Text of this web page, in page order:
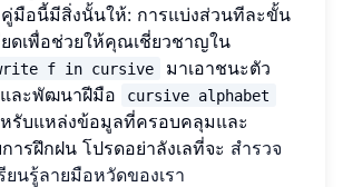
มือนี้มีสิ่งนั้นให้: การแบ่งส่วนทีละขั้น
ยดเพื่อช่วยให้คุณเชี่ยวชาญใน
f in cursive
มาเอาชนะตัว
ละพัฒนาฝีมือ
cursive alphabet
รับแหล่งข้อมูลที่ครอบคลุมและ
ารฝึกฝน โปรดอย่าลังเลที่จะ สำรวจ
ยนรู้ลายมือหวัดของเรา